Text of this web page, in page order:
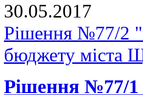
30.05.2017
Рішення №77/2
бюджету міста
Рішення №77/